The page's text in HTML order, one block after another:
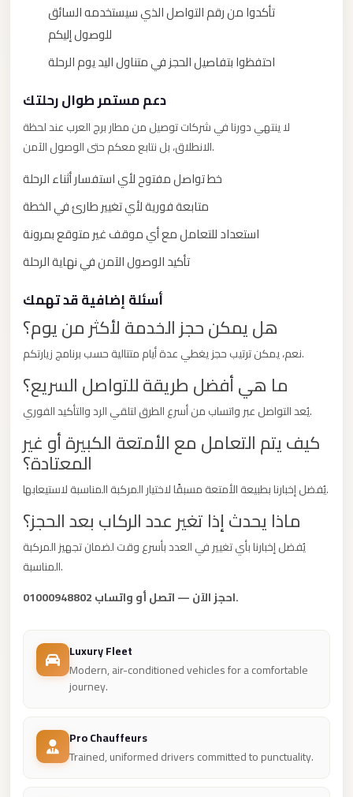
تأكدوا من رقم التواصل الذي سيستخدمه السائق
للوصول إليكم
احتفظوا بتفاصيل الحجز في متناول اليد يوم الرحلة
دعم مستمر طوال رحلتك
لا ينتهي دورنا في شركات توصيل من مطار برج العرب عند لحظة
الانطلاق، بل نتابع معكم حتى الوصول الآمن.
خط تواصل مفتوح لأي استفسار أثناء الرحلة
متابعة فورية لأي تغيير طارئ في الخطة
استعداد للتعامل مع أي موقف غير متوقع بمرونة
تأكيد الوصول الآمن في نهاية الرحلة
أسئلة إضافية قد تهمك
هل يمكن حجز الخدمة لأكثر من يوم؟
نعم، يمكن ترتيب حجز يغطي عدة أيام متتالية حسب برنامج زيارتكم.
ما هي أفضل طريقة للتواصل السريع؟
يُعد التواصل عبر واتساب من أسرع الطرق لتلقي الرد والتأكيد الفوري.
كيف يتم التعامل مع الأمتعة الكبيرة أو غير
المعتادة؟
يُفضل إخبارنا بطبيعة الأمتعة مسبقًا لاختيار المركبة المناسبة لاستيعابها.
ماذا يحدث إذا تغير عدد الركاب بعد الحجز؟
يُفضل إخبارنا بأي تغيير في العدد بأسرع وقت لضمان تجهيز المركبة
المناسبة.
احجز الآن — اتصل أو واتساب 01000948802.
Luxury Fleet
Modern, air-conditioned vehicles for a comfortable
journey.
Pro Chauffeurs
Trained, uniformed drivers committed to punctuality.
Limousine
North
Coast
Limousine
New
Capital
Taxi
New
Cairo
Transfer
from
Cairo
Airport
New
Cairo
New
Cairo
Limousine
Service
New
Cairo
Limousine
Administrative
Capital
Administrative
Capital